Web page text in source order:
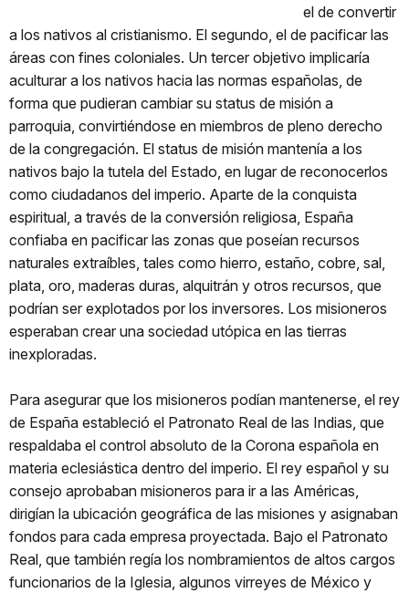
el de convertir
a los nativos al cristianismo. El segundo, el de pacificar las
áreas con fines coloniales. Un tercer objetivo implicaría
aculturar a los nativos hacia las normas españolas, de
forma que pudieran cambiar su status de misión a
parroquia, convirtiéndose en miembros de pleno derecho
de la congregación. El status de misión mantenía a los
nativos bajo la tutela del Estado, en lugar de reconocerlos
como ciudadanos del imperio. Aparte de la conquista
espiritual, a través de la conversión religiosa, España
confiaba en pacificar las zonas que poseían recursos
naturales extraíbles, tales como hierro, estaño, cobre, sal,
plata, oro, maderas duras, alquitrán y otros recursos, que
podrían ser explotados por los inversores. Los misioneros
esperaban crear una sociedad utópica en las tierras
inexploradas.
Para asegurar que los misioneros podían mantenerse, el rey
de España estableció el Patronato Real de las Indias, que
respaldaba el control absoluto de la Corona española en
materia eclesiástica dentro del imperio. El rey español y su
consejo aprobaban misioneros para ir a las Américas,
dirigían la ubicación geográfica de las misiones y asignaban
fondos para cada empresa proyectada. Bajo el Patronato
Real, que también regía los nombramientos de altos cargos
funcionarios de la Iglesia, algunos virreyes de México y